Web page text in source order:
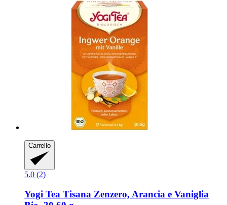
Carrello
5.0 (2)
Yogi Tea Tisana Zenzero, Arancia e Vaniglia